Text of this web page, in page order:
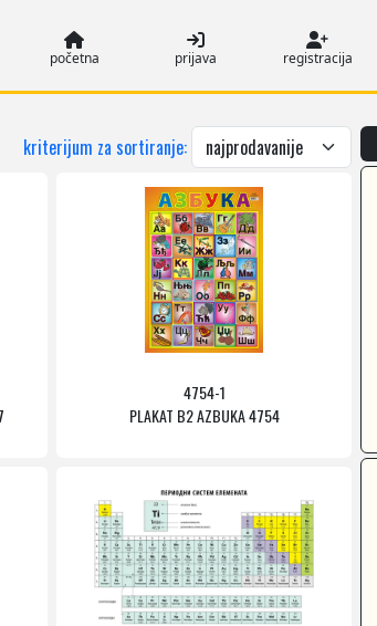
početna prijava registracija
kriterijum za sortiranje:
4754-1
PLAKAT B2 AZBUKA 4754